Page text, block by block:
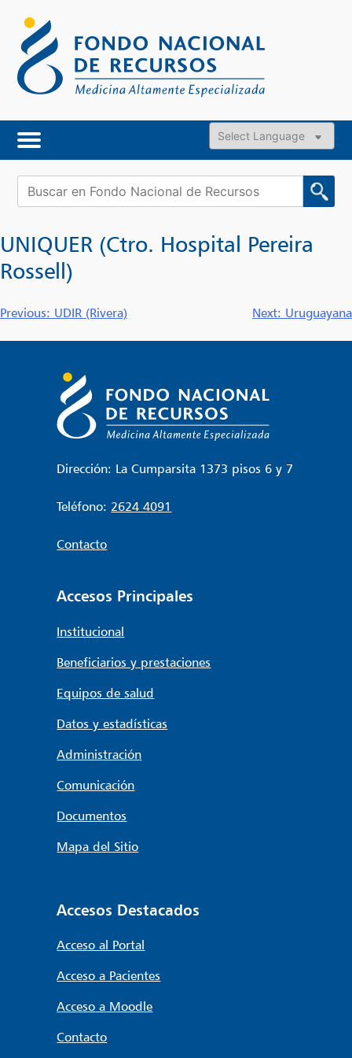
content
Powered by
Buscar:
UNIQUER (Ctro. Hospital Pereira
Rossell)
Navegación
de
entradas
Previous: UDIR (Rivera) Next: Uruguayana
Dirección: La Cumparsita 1373 pisos 6 y 7
Teléfono: 2624 4091
Contacto
Accesos Principales
Institucional
Beneficiarios y prestaciones
Equipos de salud
Datos y estadísticas
Administración
Comunicación
Documentos
Mapa del Sitio
Accesos Destacados
Acceso al Portal
Acceso a Pacientes
Acceso a Moodle
Contacto